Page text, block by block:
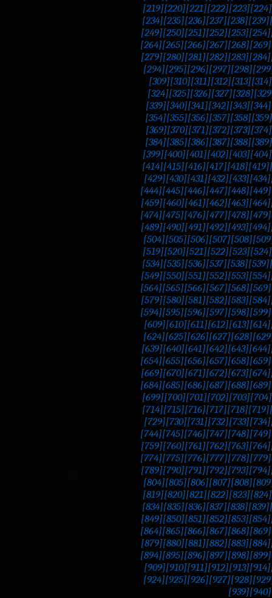
[219][220][221][222][223][224]
[234][235][236][237][238][239]
[249][250][251][252][253][254]
[264][265][266][267][268][269]
[279][280][281][282][283][284]
[294][295][296][297][298]
[309][310][311][312][313][314]
[324][325][326][327][328]
[339][340][341][342][343][344]
[354][355][356][357][358][359]
[369][370][371][372][373][374]
[384][385][386][387][388][389]
[399][400][401][402][403][404]
[414][415][416][417][418][419]
[429][430][431][432][433][434]
[444][445][446][447][448][449]
[459][460][461][462][463][464]
[474][475][476][477][478][479]
[489][490][491][492][493][494]
[504][505][506][507][508]
[519][520][521][522][523][524]
[534][535][536][537][538][539]
[549][550][551][552][553][554]
[564][565][566][567][568][569]
[579][580][581][582][583][584]
[594][595][596][597][598][599]
[609][610][611][612][613][614]
[624][625][626][627][628]
[639][640][641][642][643][644]
[654][655][656][657][658][659]
[669][670][671][672][673][674]
[684][685][686][687][688][689]
[699][700][701][702][703][704]
[714][715][716][717][718][719]
[729][730][731][732][733][734]
[744][745][746][747][748][749]
[759][760][761][762][763][764]
[774][775][776][777][778][779]
[789][790][791][792][793][794]
[804][805][806][807][808]
[819][820][821][822][823][824]
[834][835][836][837][838][839]
[849][850][851][852][853][854]
[864][865][866][867][868][869]
[879][880][881][882][883][884]
[894][895][896][897][898][899]
[909][910][911][912][913][914]
[924][925][926][927][928]
[939][940]